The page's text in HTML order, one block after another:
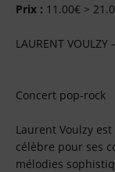
Prix : 11.00€ >
LAURENT
Concert pop-rock
Laurent Voulzy
célèbre pour ses
mélodies